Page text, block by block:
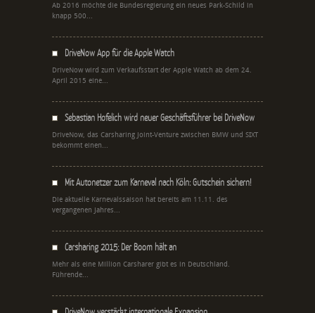
Ab 2016 möchte die Bundesregierung ein neues Park-Schild in
knapp 500...
DriveNow App für die Apple Watch
DriveNow wird zum Verkaufsstart der Apple Watch ab dem 24.
April 2015 eine...
Sebastian Hofelich wird neuer Geschäftsführer bei DriveNow
DriveNow, das Carsharing Joint-Venture zwischen BMW und SIXT
bekommt einen...
Mit Autonetzer zum Karneval nach Köln: Gutschein sichern!
Die aktuelle Karnevalssaison hat bereits am 11.11. des
vergangenen Jahres...
Carsharing 2015: Der Boom hält an
Mehr als eine Million Carsharer gibt es in Deutschland.
Führende...